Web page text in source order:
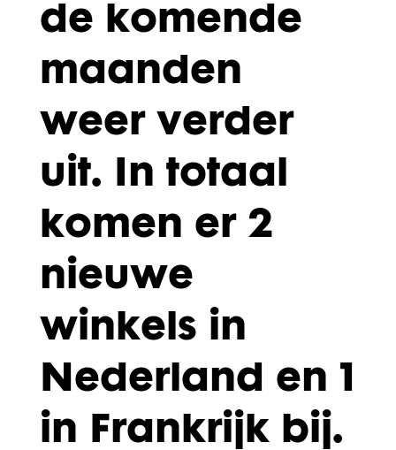
de komende
maanden
weer verder
uit. In totaal
komen er 2
nieuwe
winkels in
Nederland en 1
in Frankrijk bij.